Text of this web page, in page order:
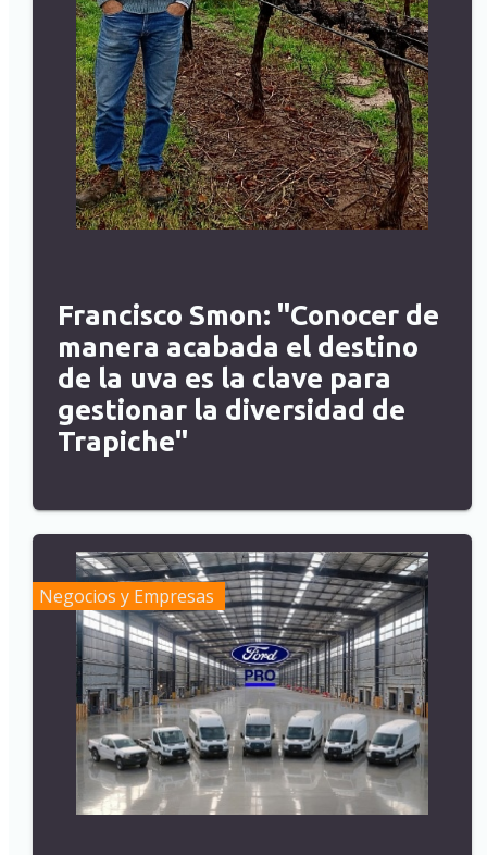
Francisco Smon: "Conocer de
manera acabada el destino
de la uva es la clave para
gestionar la diversidad de
Trapiche"
Negocios y Empresas